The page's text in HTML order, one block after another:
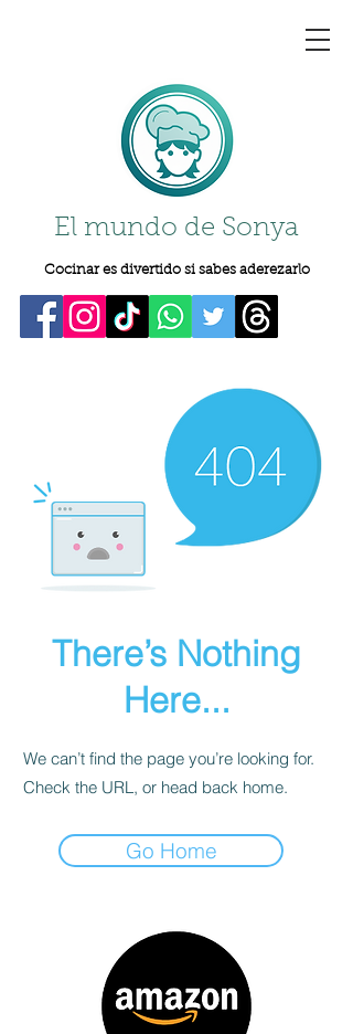
El mundo de Sonya
Cocinar es divertido si sabes aderezarlo
There’s Nothing
Here...
We can’t find the page you’re looking for.
Check the URL, or head back home.
Go Home